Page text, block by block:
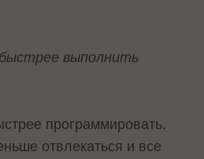
выполнить
программировать.
отвлекаться и все